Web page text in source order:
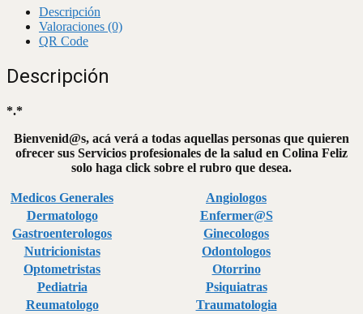
Descripción
Valoraciones (0)
QR Code
Descripción
*.*
Bienvenid@s, acá verá a todas aquellas personas que quieren
ofrecer sus Servicios profesionales de la salud en Colina Feliz
solo haga click sobre el rubro que desea.
Medicos Generales
Angiologos
Dermatologo
Enfermer@S
Gastroenterologos
Ginecologos
Nutricionistas
Odontologos
Optometristas
Otorrino
Pediatria
Psiquiatras
Reumatologo
Traumatologia